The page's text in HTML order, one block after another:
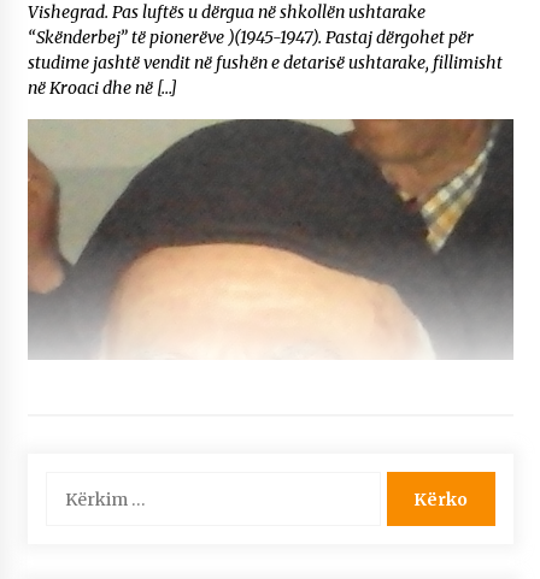
Vishegrad. Pas luftës u dërgua në shkollën ushtarake
“Skënderbej” të pionerëve )(1945-1947). Pastaj dërgohet për
studime jashtë vendit në fushën e detarisë ushtarake, fillimisht
në Kroaci dhe në […]
për: